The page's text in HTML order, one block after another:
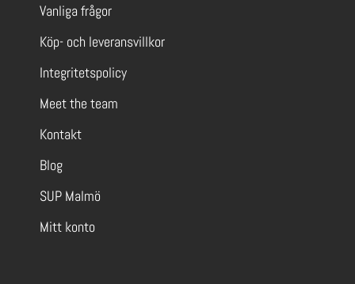
Vanliga frågor
Köp- och leveransvillkor
Integritetspolicy
Meet the team
Kontakt
Blog
SUP Malmö
Mitt konto